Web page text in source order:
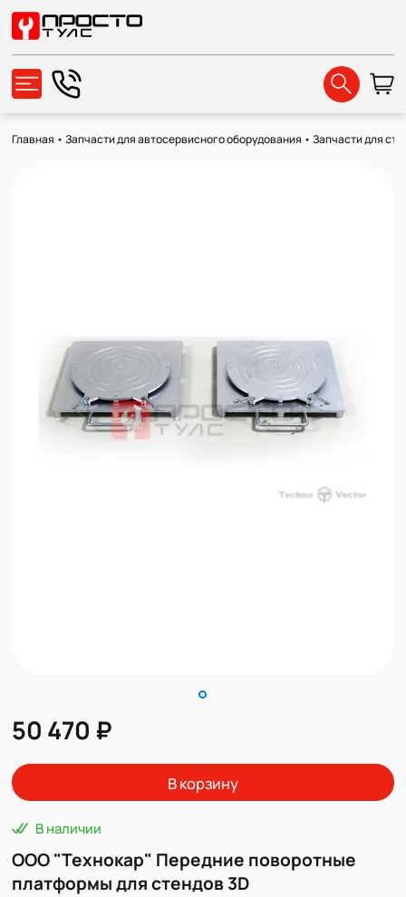
Главная •Запчасти для автосервисного оборудования •Запчасти для
50 470 ₽
В корзину
В наличии
ООО "Технокар" Передние поворотные
платформы для стендов 3D